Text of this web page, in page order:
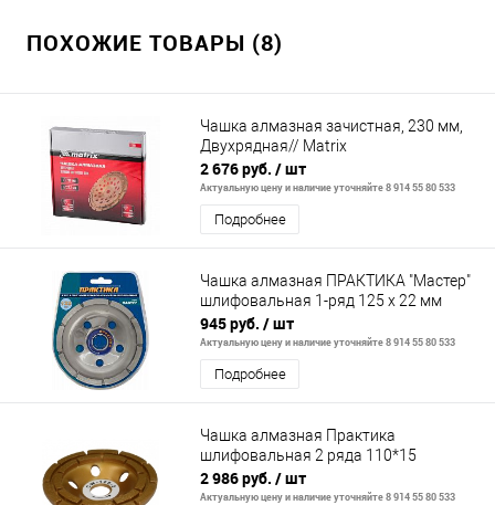
ПОХОЖИЕ ТОВАРЫ (8)
Чашка алмазная зачистная, 230 мм,
Двухрядная// Matrix
2 676 руб. / шт
Актуальную цену и наличие уточняйте 8 914 55 80 533
Подробнее
Чашка алмазная ПРАКТИКА "Мастер"
шлифовальная 1-ряд 125 х 22 мм
945 руб. / шт
Актуальную цену и наличие уточняйте 8 914 55 80 533
Подробнее
Чашка алмазная Практика
шлифовальная 2 ряда 110*15
2 986 руб. / шт
Актуальную цену и наличие уточняйте 8 914 55 80 533